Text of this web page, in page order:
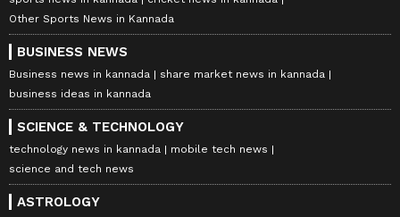
Other Sports News in Kannada
BUSINESS NEWS
Business news in kannada
share market news in kannada
business ideas in kannada
SCIENCE & TECHNOLOGY
technology news in kannada
mobile tech news
science and tech news
ASTROLOGY